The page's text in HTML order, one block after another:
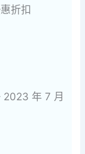
折扣
年 7 月